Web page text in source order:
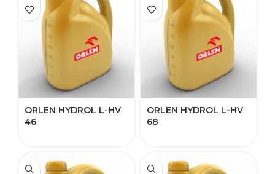
ORLEN HYDROL L-HV
46
ORLEN HYDROL L-HV
68